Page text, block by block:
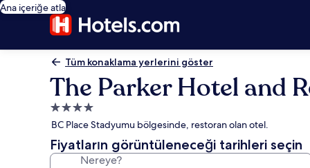
Ana içeriğe atla
Tüm konaklama yerlerini göster
The Parker Hotel and
4.0
yıldızlı
konaklama
yeri
BC Place Stadyumu bölgesinde, restoran olan otel.
Fiyatların görüntüleneceği tarihleri seçin
Nereye?